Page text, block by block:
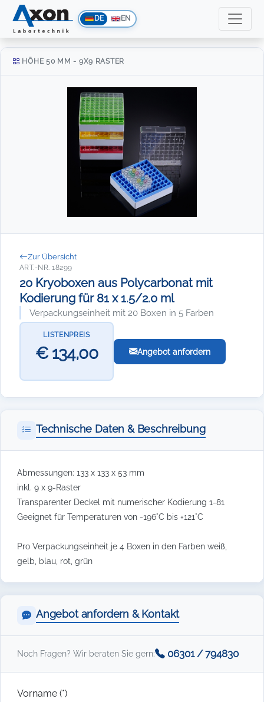
DE EN
HÖHE 50 MM - 9X9 RASTER
Zur Übersicht
ART.-NR. 18299
20 Kryoboxen aus Polycarbonat mit
Kodierung für 81 x 1.5/2.0 ml
Verpackungseinheit mit 20 Boxen in 5 Farben
LISTENPREIS
€ 134,00 Angebot anfordern
Technische Daten & Beschreibung
Abmessungen: 133 x 133 x 53 mm
inkl. 9 x 9-Raster
Transparenter Deckel mit numerischer Kodierung 1-81
Geeignet für Temperaturen von -196°C bis +121°C
Pro Verpackungseinheit je 4 Boxen in den Farben weiß,
gelb, blau, rot, grün
Angebot anfordern & Kontakt
Noch Fragen? Wir beraten Sie gern: 06301 / 794830
Vorname (*)